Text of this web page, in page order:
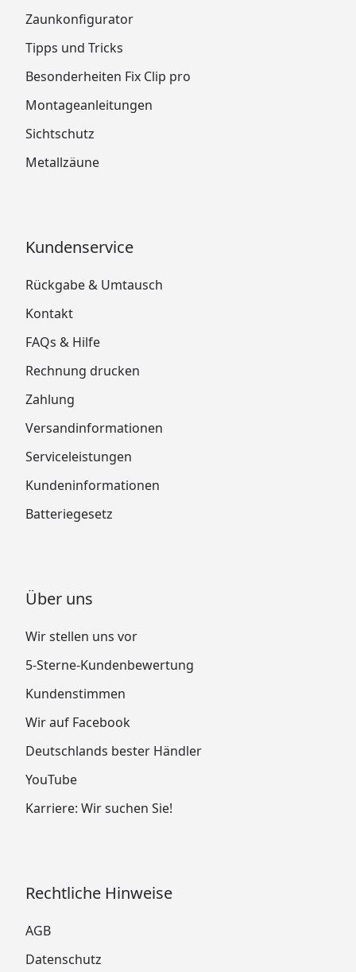
Zaunkonfigurator
Tipps und Tricks
Besonderheiten Fix Clip pro
Montageanleitungen
Sichtschutz
Metallzäune
Kundenservice
Rückgabe & Umtausch
Kontakt
FAQs & Hilfe
Rechnung drucken
Zahlung
Versandinformationen
Serviceleistungen
Kundeninformationen
Batteriegesetz
Über uns
Wir stellen uns vor
5-Sterne-Kundenbewertung
Kundenstimmen
Wir auf Facebook
Deutschlands bester Händler
YouTube
Karriere: Wir suchen Sie!
Rechtliche Hinweise
AGB
Datenschutz